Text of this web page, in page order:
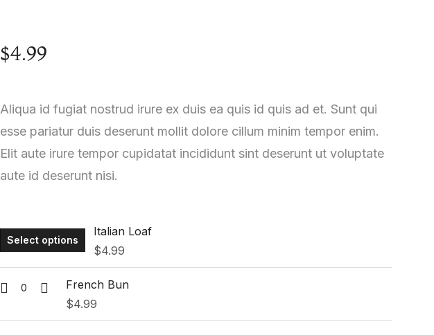
$4.99
Aliqua id fugiat nostrud irure ex duis ea quis id quis ad et. Sunt qui
esse pariatur duis deserunt mollit dolore cillum minim tempor enim.
Elit aute irure tempor cupidatat incididunt sint deserunt ut voluptate
aute id deserunt nisi.
Select options
Italian Loaf
$4.99
French Bun
$4.99